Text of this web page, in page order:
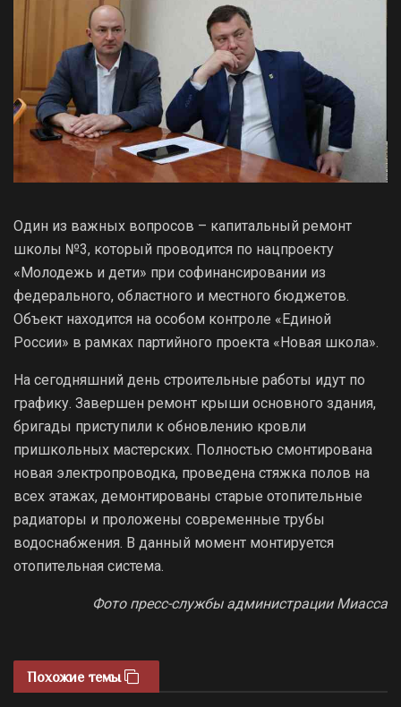
Один из важных вопросов – капитальный ремонт
школы №3, который проводится по нацпроекту
«Молодежь и дети» при софинансировании из
федерального, областного и местного бюджетов.
Объект находится на особом контроле «Единой
России» в рамках партийного проекта «Новая школа».
На сегодняшний день строительные работы идут по
графику. Завершен ремонт крыши основного здания,
бригады приступили к обновлению кровли
пришкольных мастерских. Полностью смонтирована
новая электропроводка, проведена стяжка полов на
всех этажах, демонтированы старые отопительные
радиаторы и проложены современные трубы
водоснабжения. В данный момент монтируется
отопительная система.
Фото пресс-службы администрации Миасса
Похожие темы